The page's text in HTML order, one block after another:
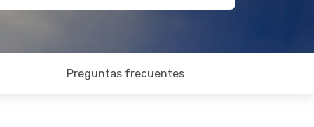
Preguntas frecuentes